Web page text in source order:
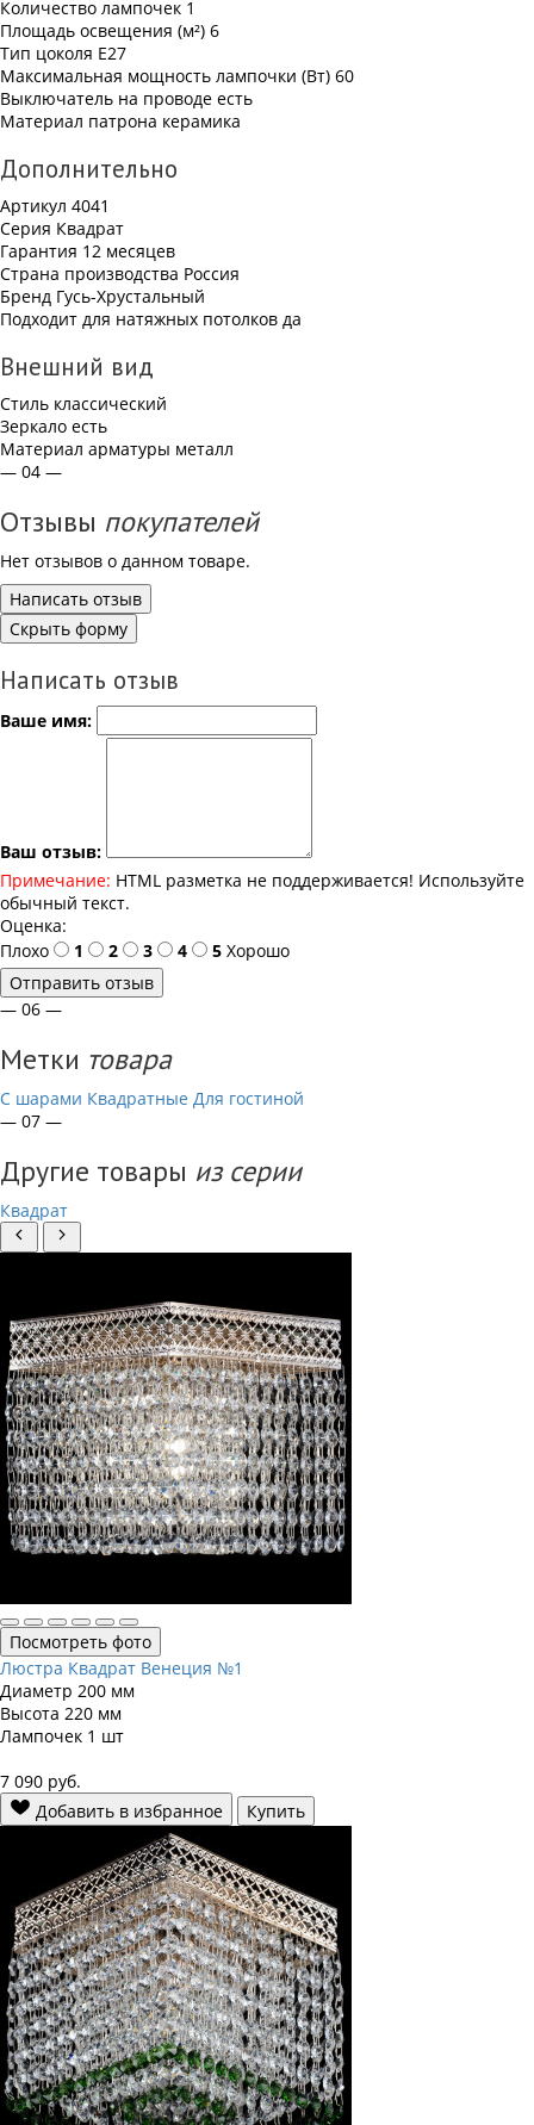
Количество лампочек 1
Площадь освещения (м²) 6
Тип цоколя Е27
Максимальная мощность лампочки (Вт) 60
Выключатель на проводе есть
Материал патрона керамика
Дополнительно
Артикул 4041
Серия Квадрат
Гарантия 12 месяцев
Страна производства Россия
Бренд Гусь-Хрустальный
Подходит для натяжных потолков да
Внешний вид
Стиль классический
Зеркало есть
Материал арматуры металл
— 04 —
Отзывы покупателей
Нет отзывов о данном товаре.
Написать отзыв
Скрыть форму
Написать отзыв
Ваше имя:
Ваш отзыв:
Примечание: HTML разметка не поддерживается! Используйте
обычный текст.
Оценка:
Плохо
1 2 3 4 5 Хорошо
Отправить отзыв
— 06 —
Метки товара
С шарами Квадратные Для гостиной
— 07 —
Другие товары из серии
Квадрат
Посмотреть фото
Люстра Квадрат Венеция №1
Диаметр 200 мм
Высота 220 мм
Лампочек 1 шт
7 090 руб.
Добавить в избранное
Купить